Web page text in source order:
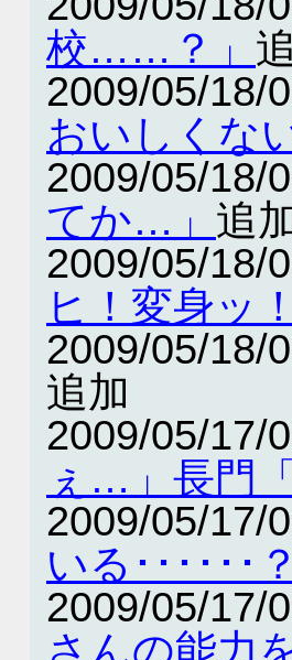
校……？」
2009/05/18/
おいしくな
2009/05/18/
てか…」 追
2009/05/18/
ヒ！変身ッ
2009/05/18/
追加
2009/05/17/
ぇ…」長門
2009/05/17/
いる･･････？
2009/05/17/
さんの能力